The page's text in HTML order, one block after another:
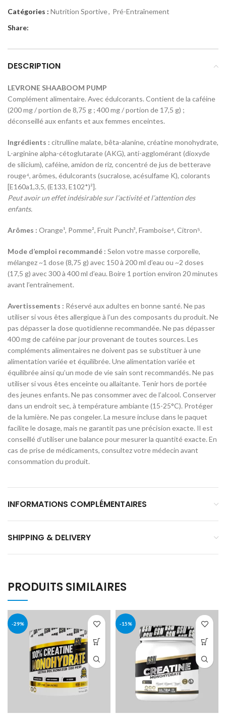
Catégories : Nutrition Sportive, Pré-Entraînement
Share:
DESCRIPTION
LEVRONE SHAABOOM PUMP
Complément alimentaire. Avec édulcorants. Contient de la caféine
(200 mg / portion de 8,75 g ; 400 mg / portion de 17,5 g) ;
déconseillé aux enfants et aux femmes enceintes.
Ingrédients : citrulline malate, bêta-alanine, créatine monohydrate,
L-arginine alpha-cétoglutarate (AKG), anti-agglomérant (dioxyde
de silicium), caféine, amidon de riz, concentré de jus de betterave
rouge⁴, arômes, édulcorants (sucralose, acésulfame K), colorants
[E160a1,3,5, (E133, E102*)²].
Peut avoir un effet indésirable sur l’activité et l’attention des
enfants.
Arômes : Orange¹, Pomme², Fruit Punch³, Framboise⁴, Citron⁵.
Mode d’emploi recommandé : Selon votre masse corporelle,
mélangez ~1 dose (8,75 g) avec 150 à 200 ml d’eau ou ~2 doses
(17,5 g) avec 300 à 400 ml d’eau. Boire 1 portion environ 20 minutes
avant l’entraînement.
Avertissements : Réservé aux adultes en bonne santé. Ne pas
utiliser si vous êtes allergique à l’un des composants du produit. Ne
pas dépasser la dose quotidienne recommandée. Ne pas dépasser
400 mg de caféine par jour provenant de toutes sources. Les
compléments alimentaires ne doivent pas se substituer à une
alimentation variée et équilibrée. Une alimentation variée et
équilibrée ainsi qu’un mode de vie sain sont recommandés. Ne pas
utiliser si vous êtes enceinte ou allaitante. Tenir hors de portée
des jeunes enfants. Ne pas consommer avec de l’alcool. Conserver
dans un endroit sec, à température ambiante (15-25°C). Protéger
de la lumière. Ne pas congeler. La mesure incluse dans le paquet
facilite le dosage, mais ne garantit pas une précision exacte. Il est
conseillé d’utiliser une balance pour mesurer la quantité exacte. En
cas de prise de médicaments, consultez votre médecin avant
consommation du produit.
INFORMATIONS COMPLÉMENTAIRES
SHIPPING & DELIVERY
PRODUITS SIMILAIRES
-29% -15%